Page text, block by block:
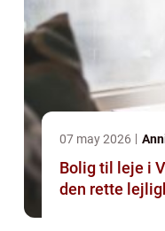
07 may 2026
Bolig til leje i
den rette